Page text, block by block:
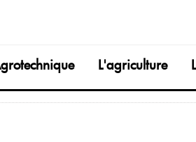
L'agriculture